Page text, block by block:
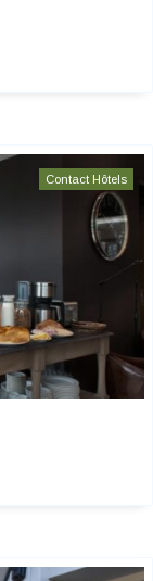
Contact Hôtels